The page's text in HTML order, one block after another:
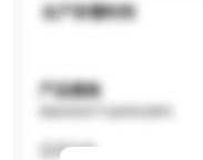
生产所需时间
产品规格
适用年龄